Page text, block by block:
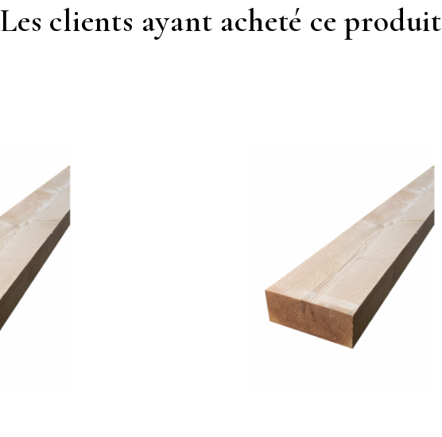
Les clients ayant acheté ce produit